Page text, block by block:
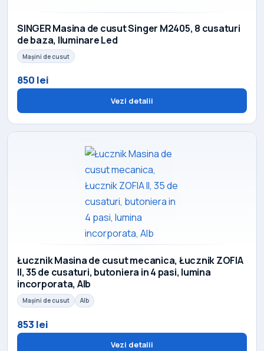
SINGER Masina de cusut Singer M2405, 8 cusaturi
de baza, Iluminare Led
Mașini de cusut
850 lei
Vezi detalii
Łucznik Masina de cusut mecanica, Łucznik ZOFIA
II, 35 de cusaturi, butoniera in 4 pasi, lumina
incorporata, Alb
Mașini de cusut Alb
853 lei
Vezi detalii